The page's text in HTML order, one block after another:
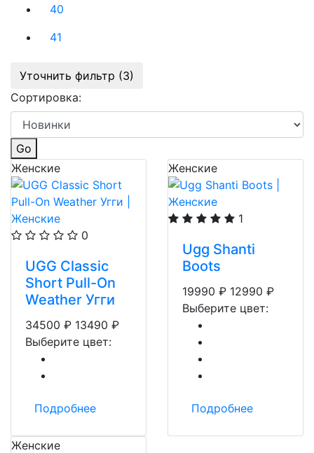
40
41
Уточнить фильтр (3)
Сортировка:
Go
Женские
0
UGG Classic
Short Pull-On
Weather Угги
34500 ₽ 13490 ₽
Выберите цвет:
Подробнее
Женские
1
Ugg Shanti
Boots
19990 ₽ 12990 ₽
Выберите цвет:
Подробнее
Женские